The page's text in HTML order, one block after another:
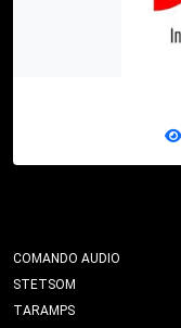
COMANDO AUDIO
STETSOM
TARAMPS